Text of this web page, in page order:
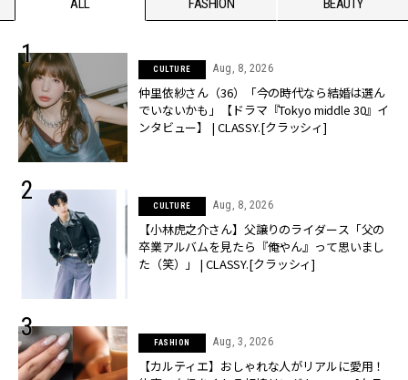
ALL FASHION BEAUTY
CULTURE Aug, 8, 2026
仲里依紗さん（36）「今の時代なら結婚は選ん
でいないかも」【ドラマ『Tokyo middle 30』イ
ンタビュー】 | CLASSY.[クラッシィ]
CULTURE Aug, 8, 2026
【小林虎之介さん】父譲りのライダース「父の
卒業アルバムを見たら『俺やん』って思いまし
た（笑）」 | CLASSY.[クラッシィ]
FASHION Aug, 3, 2026
【カルティエ】おしゃれな人がリアルに愛用！